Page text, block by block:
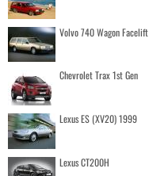
Volvo 740 Wagon Facelift
Chevrolet Trax 1st Gen
Lexus ES (XV20) 1999
Lexus CT200H